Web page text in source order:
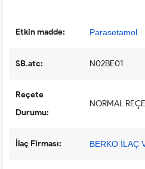
Etkin madde: Parasetamol
SB.atc: N02BE01
Reçete
Durumu:
NORMAL
İlaç Firması: BERKO İLAÇ